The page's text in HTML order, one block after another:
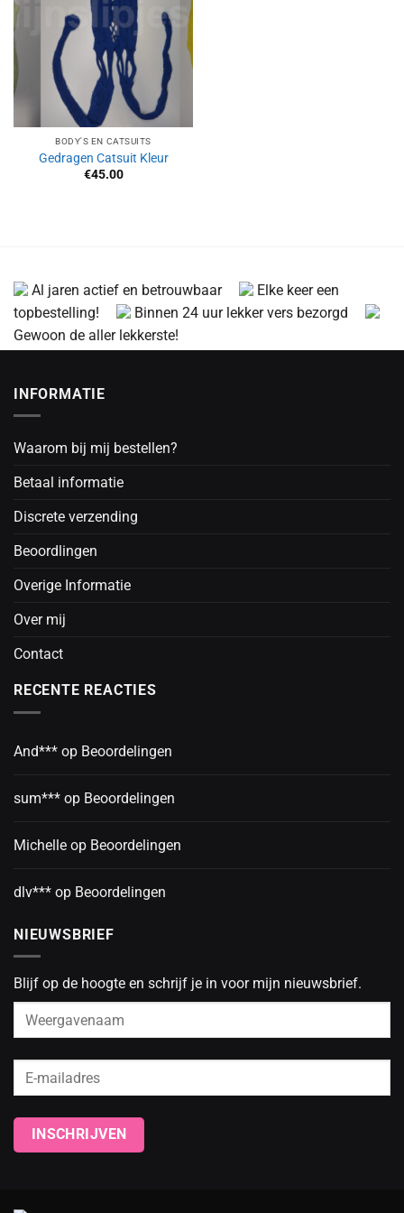
BODY'S EN CATSUITS
Gedragen Catsuit Kleur
€45.00
Al jaren actief en betrouwbaar
Elke keer een
topbestelling!
Binnen 24 uur lekker vers bezorgd
Gewoon de aller lekkerste!
INFORMATIE
Waarom bij mij bestellen?
Betaal informatie
Discrete verzending
Beoordlingen
Overige Informatie
Over mij
Contact
RECENTE REACTIES
And*** op Beoordelingen
sum*** op Beoordelingen
Michelle op Beoordelingen
dlv*** op Beoordelingen
NIEUWSBRIEF
Blijf op de hoogte en schrijf je in voor mijn nieuwsbrief.